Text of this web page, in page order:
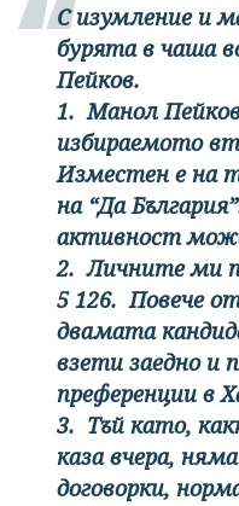
С изумление и
бурята в чаша
Пейков.
1. Манол
избираемото
Изместен е на
на “Да
активност
2. Личните ми
5 126. Повече
двамата
взети заедно и
преференции в
3. Тъй като,
каза вчера,
договорки,